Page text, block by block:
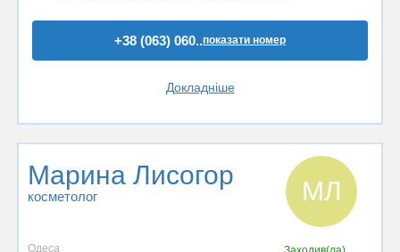
+38 (063) 060..показати номер
Докладніше
Марина Лисогор
косметолог МЛ
Одеса